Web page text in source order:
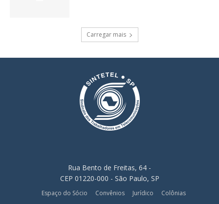
Carregar mais
Rua Bento de Freitas, 64 -
CEP 01220-000 - São Paulo, SP
Espaço do Sócio Convênios Jurídico Colônias